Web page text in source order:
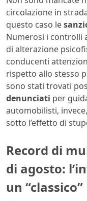
circolazione in
questo caso le
Numerosi i controlli
di alterazione
conducenti
rispetto allo stesso
sono stati trovati
denunciati per
automobilisti,
sotto l’effetto di
Record di
di agosto:
un “classico”